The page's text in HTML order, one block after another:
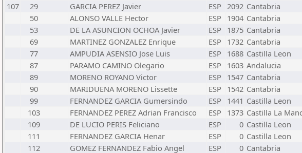
107
29 GARCIA PEREZ Javier ESP 2092 Cantabria
50
ALONSO VALLE Hector ESP 1904 Cantabria
53
DE LA ASUNCION OCHOA Javier ESP 1875 Cantabria
69
MARTINEZ GONZALEZ Enrique ESP 1732 Cantabria
77
AMPUDIA ASENSIO Jose Luis ESP 1688 Castilla Leon
87
PARAMO CAMINO Olegario ESP 1603 Andalucia
89
MORENO ROYANO Victor ESP 1547 Cantabria
90
MARIDUENA MORENO Lissette ESP 1542 Cantabria
99
FERNANDEZ GARCIA Gumersindo ESP 1441 Castilla Leon
103
FERNANDEZ PEREZ Adrian Francisco ESP 1373 Castilla La
109
DE LUCIO PERIS Feliciano ESP 0 Castilla Leon
111
FERNANDEZ GARCIA Henar ESP 0 Castilla Leon
112
GOMEZ FERNANDEZ Fabio Angel ESP 0 Cantabria